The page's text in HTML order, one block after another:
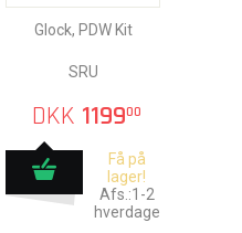
Glock, PDW Kit
SRU
DKK 119900
Få på
lager!
Afs.:1-2
hverdage